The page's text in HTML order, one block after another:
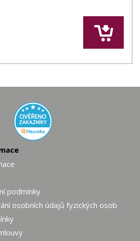
podmínky
osobních údajů fyzických osob